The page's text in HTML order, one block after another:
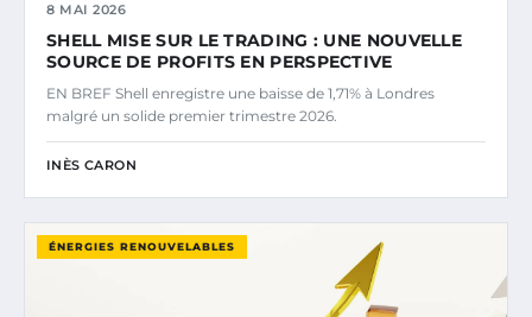
8 MAI 2026
SHELL MISE SUR LE TRADING : UNE NOUVELLE
SOURCE DE PROFITS EN PERSPECTIVE
EN BREF Shell enregistre une baisse de 1,71% à Londres
malgré un solide premier trimestre 2026.
INÈS CARON
ÉNERGIES RENOUVELABLES